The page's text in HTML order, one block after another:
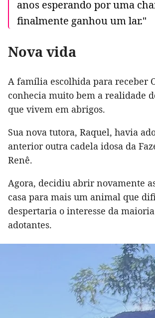
anos esperando por uma
finalmente ganhou um lar."
Nova vida
A família escolhida para receber
conhecia muito bem a realidade
que vivem em abrigos.
Sua nova tutora, Raquel, havia
anterior outra cadela idosa da
Renê.
Agora, decidiu abrir novamente
casa para mais um animal que
despertaria o interesse da
adotantes.